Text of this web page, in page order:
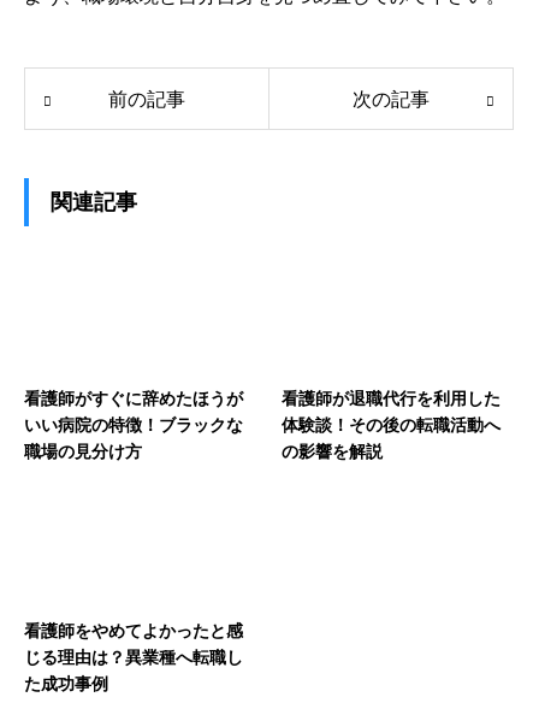
前の記事 次の記事
関連記事
看護師がすぐに辞めたほうが
いい病院の特徴！ブラックな
職場の見分け方
看護師が退職代行を利用した
体験談！その後の転職活動へ
の影響を解説
看護師をやめてよかったと感
じる理由は？異業種へ転職し
た成功事例